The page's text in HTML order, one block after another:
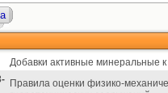
Добавки активные минеральные
Правила оценки физико-